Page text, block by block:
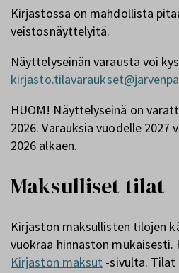
Kirjastossa on mahdollista
veistosnäyttelyitä.
Näyttelyseinän varausta voi
HUOM! Näyttelyseinä on
2026. Varauksia vuodelle 2027
2026 alkaen.
Maksulliset tilat
Kirjaston maksullisten tilojen
vuokraa hinnaston mukaisesti.
Kirjaston maksut -sivulta.